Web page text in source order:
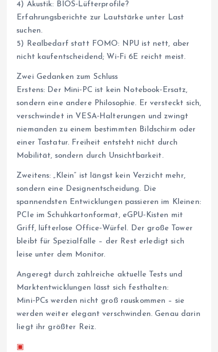
4) Akustik: BIOS‑Lüfterprofile?
Erfahrungsberichte zur Lautstärke unter Last
suchen.
5) Realbedarf statt FOMO: NPU ist nett, aber
nicht kaufentscheidend; Wi‑Fi 6E reicht meist.
Zwei Gedanken zum Schluss
Erstens: Der Mini‑PC ist kein Notebook‑Ersatz,
sondern eine andere Philosophie. Er versteckt sich,
verschwindet in VESA‑Halterungen und zwingt
niemanden zu einem bestimmten Bildschirm oder
einer Tastatur. Freiheit entsteht nicht durch
Mobilität, sondern durch Unsichtbarkeit.
Zweitens: „Klein“ ist längst kein Verzicht mehr,
sondern eine Designentscheidung. Die
spannendsten Entwicklungen passieren im Kleinen:
PCIe im Schuhkartonformat, eGPU‑Kisten mit
Griff, lüfterlose Office‑Würfel. Der große Tower
bleibt für Spezialfälle – der Rest erledigt sich
leise unter dem Monitor.
Angeregt durch zahlreiche aktuelle Tests und
Marktentwicklungen lässt sich festhalten:
Mini‑PCs werden nicht groß rauskommen – sie
werden weiter elegant verschwinden. Genau darin
liegt ihr größter Reiz.
▣